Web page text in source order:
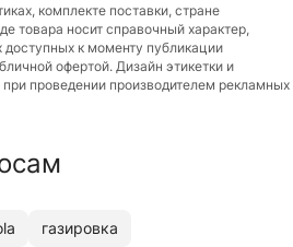
комплекте поставки, стране
товара носит справочный характер,
к моменту публикации
офертой. Дизайн этикетки и
проведении производителем рекламных
газировка